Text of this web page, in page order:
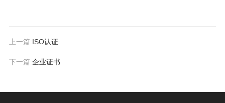
上一篇:ISO认证
下一篇:企业证书